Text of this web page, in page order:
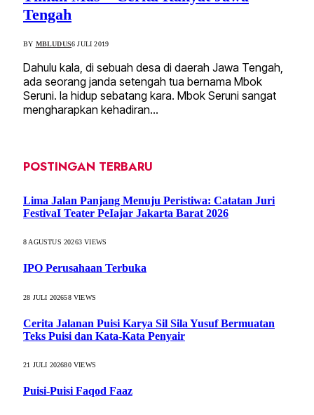
Tengah
BY MBLUDUS6 JULI 2019
Dahulu kala, di sebuah desa di daerah Jawa Tengah,
ada seorang janda setengah tua bernama Mbok
Seruni. Ia hidup sebatang kara. Mbok Seruni sangat
mengharapkan kehadiran…
POSTINGAN TERBARU
Lima Jalan Panjang Menuju Peristiwa: Catatan Juri
FestivaI Teater PeIajar Jakarta Barat 2026
8 AGUSTUS 20263VIEWS
IPO Perusahaan Terbuka
28 JULI 202658VIEWS
Cerita Jalanan Puisi Karya Sil Sila Yusuf Bermuatan
Teks Puisi dan Kata-Kata Penyair
21 JULI 202680VIEWS
Puisi-Puisi Faqod Faaz